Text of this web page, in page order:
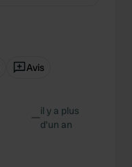
Avis
—il y a plus
d’un an